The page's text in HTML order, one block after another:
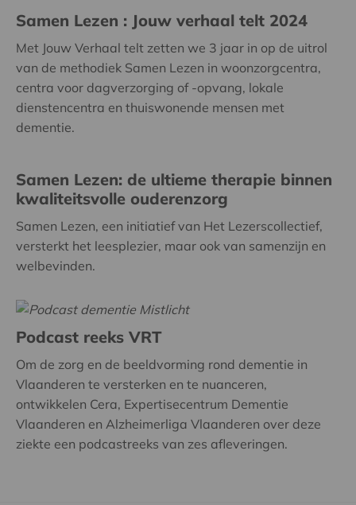
Samen Lezen : Jouw verhaal telt 2024
Met Jouw Verhaal telt zetten we 3 jaar in op de uitrol
van de methodiek Samen Lezen in woonzorgcentra,
centra voor dagverzorging of -opvang, lokale
dienstencentra en thuiswonende mensen met
dementie.
Samen Lezen: de ultieme therapie binnen
kwaliteitsvolle ouderenzorg
Samen Lezen, een initiatief van Het Lezerscollectief,
versterkt het leesplezier, maar ook van samenzijn en
welbevinden.
Podcast reeks VRT
Om de zorg en de beeldvorming rond dementie in
Vlaanderen te versterken en te nuanceren,
ontwikkelen Cera, Expertisecentrum Dementie
Vlaanderen en Alzheimerliga Vlaanderen over deze
ziekte een podcastreeks van zes afleveringen.